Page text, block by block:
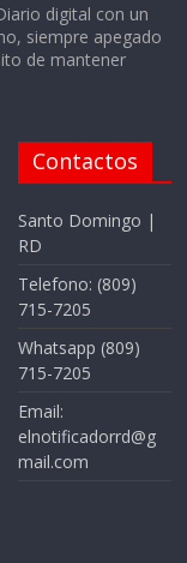
digital con un
siempre apegado
de mantener
Contactos
Santo Domingo |
RD
Telefono: (809)
715-7205
Whatsapp (809)
715-7205
Email:
elnotificadorrd@g
mail.com